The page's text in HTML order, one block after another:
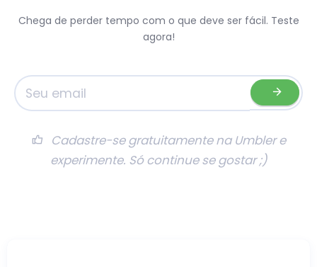
Chega de perder tempo com o que deve ser fácil. Teste
agora!
Cadastre-se gratuitamente na Umbler e
experimente. Só continue se gostar ;)